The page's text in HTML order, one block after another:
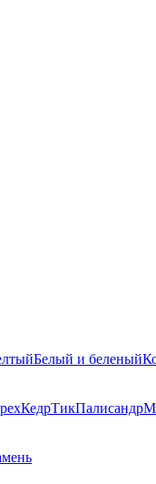
Белый и беленый
КедрТикПалисандр